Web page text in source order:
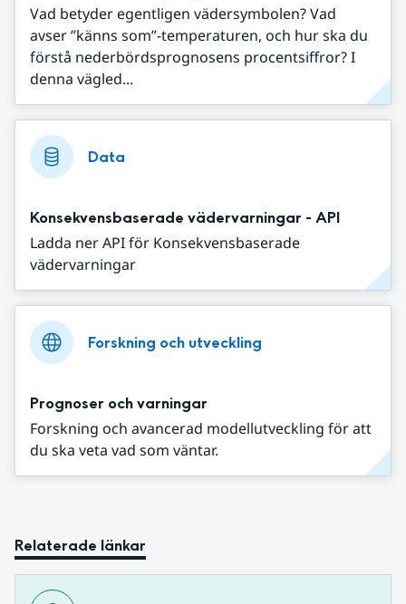
Vad betyder egentligen vädersymbolen? Vad
avser ”känns som”-temperaturen, och hur ska du
förstå nederbördsprognosens procentsiffror? I
denna vägled...
Data
Konsekvensbaserade vädervarningar - API
Ladda ner API för Konsekvensbaserade
vädervarningar
Forskning och utveckling
Prognoser och varningar
Forskning och avancerad modellutveckling för att
du ska veta vad som väntar.
Relaterade länkar